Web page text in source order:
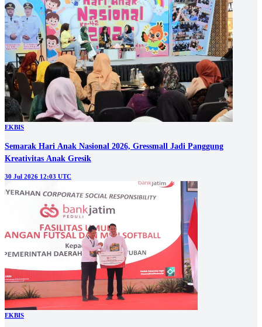
EKBIS
Semarak Hari Anak Nasional 2026, Gressmall Jadi Panggung
Kreativitas Anak Gresik
30 Jul 2026 12:03 UTC
EKBIS